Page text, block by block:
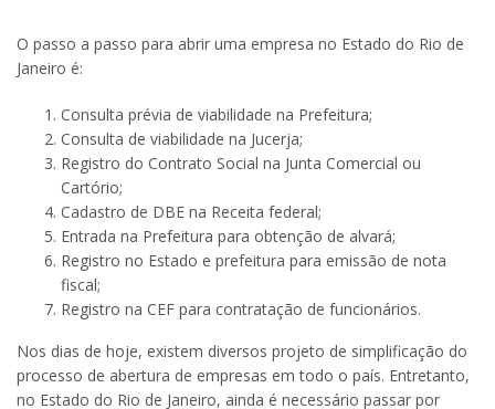
O passo a passo para abrir uma empresa no Estado do Rio de
Janeiro é:
Consulta prévia de viabilidade na Prefeitura;
Consulta de viabilidade na Jucerja;
Registro do Contrato Social na Junta Comercial ou
Cartório;
Cadastro de DBE na Receita federal;
Entrada na Prefeitura para obtenção de alvará;
Registro no Estado e prefeitura para emissão de nota
fiscal;
Registro na CEF para contratação de funcionários.
Nos dias de hoje, existem diversos projeto de simplificação do
processo de abertura de empresas em todo o país. Entretanto,
no Estado do Rio de Janeiro, ainda é necessário passar por